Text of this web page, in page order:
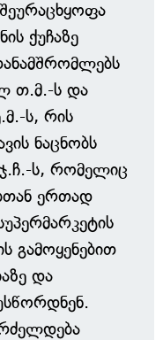
ქუჩაზე
თ.მ.-ს და
ს, რის
ნაცნობს
ს, რომელიც
ერთად
გამოყენებით
და